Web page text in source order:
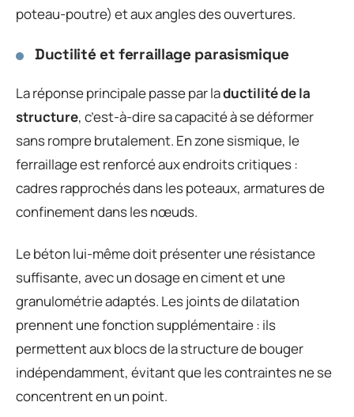
poteau-poutre) et aux angles des ouvertures.
Ductilité et ferraillage parasismique
La réponse principale passe par laductilité de la
structure, c’est-à-dire sa capacité à se déformer
sans rompre brutalement. En zone sismique, le
ferraillage est renforcé aux endroits critiques :
cadres rapprochés dans les poteaux, armatures de
confinement dans les nœuds.
Le béton lui-même doit présenter une résistance
suffisante, avec un dosage en ciment et une
granulométrie adaptés. Les joints de dilatation
prennent une fonction supplémentaire : ils
permettent aux blocs de la structure de bouger
indépendamment, évitant que les contraintes ne se
concentrent en un point.